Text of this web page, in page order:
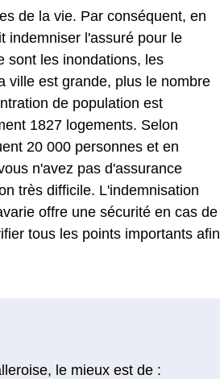
de la vie. Par conséquent, en
indemniser l'assuré pour le
sont les inondations, les
ville est grande, plus le nombre
de population est
1827 logements. Selon
20 000 personnes et en
n'avez pas d'assurance
très difficile. L'indemnisation
offre une sécurité en cas de
tous les points importants afin
le mieux est de :